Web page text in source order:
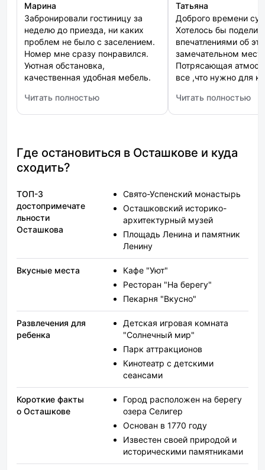
Марина
Забронировали гостиницу за
неделю до приезда, ни каких
проблем не было с заселением.
Номер мне сразу понравился.
Уютная обстановка,
качественная удобная мебель.
мне кухня очень понравилась,
все вкусное. Расположение мне
Читать полностью
: Ашхен
Татьяна
Доброго времени
Хотелось бы
впечатлениями об
замечательном
Потрясающая
все ,что нужно для
нас с любовью ,ещё
подарили!)))) Безумное
приедем к Вам!
Читать полностью
: Свобода
Где остановиться в Осташкове и куда
сходить?
ТОП-3
достопримечате
льности
Осташкова
Свято-Успенский монастырь
Осташковский историко-
архитектурный музей
Площадь Ленина и памятник
Ленину
Вкусные места
Кафе "Уют"
Ресторан "На берегу"
Пекарня "Вкусно"
Развлечения для
ребенка
Детская игровая комната
"Солнечный мир"
Парк аттракционов
Кинотеатр с детскими
сеансами
Короткие факты
о Осташкове
Город расположен на берегу
озера Селигер
Основан в 1770 году
Известен своей природой и
историческими памятниками